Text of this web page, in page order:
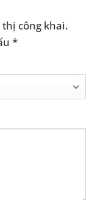
công khai.
*